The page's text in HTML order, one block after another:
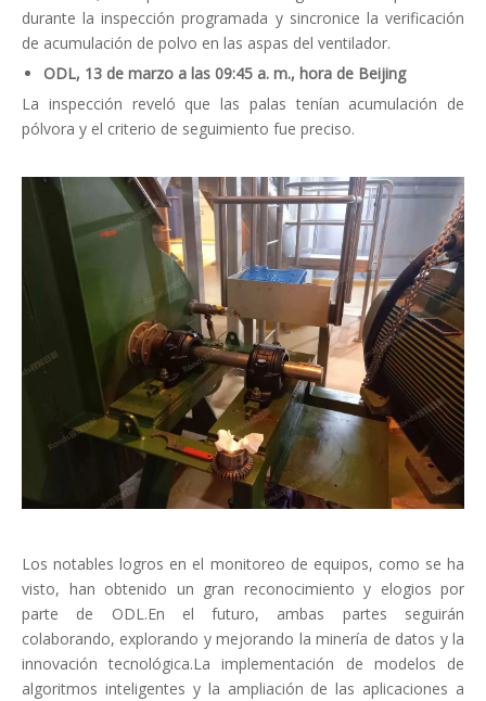
durante la inspección programada y sincronice la verificación
de acumulación de polvo en las aspas del ventilador.
ODL, 13 de marzo a las 09:45 a. m., hora de Beijing
La inspección reveló que las palas tenían acumulación de
pólvora y el criterio de seguimiento fue preciso.
Los notables logros en el monitoreo de equipos, como se ha
visto, han obtenido un gran reconocimiento y elogios por
parte de ODL.En el futuro, ambas partes seguirán
colaborando, explorando y mejorando la minería de datos y la
innovación tecnológica.La implementación de modelos de
algoritmos inteligentes y la ampliación de las aplicaciones a